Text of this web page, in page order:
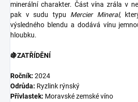
minerální charakter. Část vína zrála v
pak v sudu typu Mercier Mineral,
výsledného blendu a dodává vínu
hloubku.
🍇ZATŘÍDĚNÍ
Ročník: 2024
Odrůda: Ryzlink rýnský
Přívlastek: Moravské zemské víno